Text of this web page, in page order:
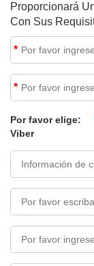
Proporcionará
Con Sus
*
*
Por favor elige:
Viber